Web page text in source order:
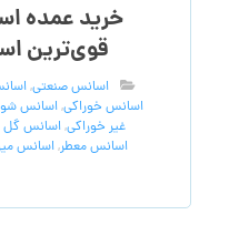
خرید عمده
قوی‌ترین
اسانس صنعتی,
اسانس خوراکی,اسانس
غیر خوراکی,اسانس گل
اسانس معطر,اسانس